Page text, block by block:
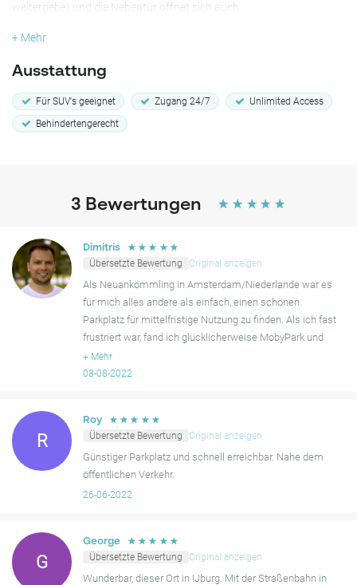
weitergebe) und die Nebentür öffnet sich auch.
+ Mehr
Ausstattung
Für SUV's geeignet Zugang 24/7
Unlimited Access
Behindertengerecht
3 Bewertungen ☆ ☆ ☆ ☆ ☆
Dimitris ☆ ☆ ☆ ☆ ☆
Übersetzte Bewertung
Original anzeigen
Als Neuankömmling in Amsterdam/Niederlande war es
für mich alles andere als einfach, einen schönen
Parkplatz für mittelfristige Nutzung zu finden. Als ich fast
frustriert war, fand ich glücklicherweise MobyPark und
Romys Parkplatz. Romy war super freundlich, hilfsbereit
+ Mehr
08-08-2022
R
Roy ☆ ☆ ☆ ☆ ☆
Übersetzte Bewertung
Original anzeigen
Günstiger Parkplatz und schnell erreichbar. Nahe dem
öffentlichen Verkehr.
26-06-2022
G
George ☆ ☆ ☆ ☆ ☆
Übersetzte Bewertung
Original anzeigen
Wunderbar, dieser Ort in IJburg. Mit der Straßenbahn in